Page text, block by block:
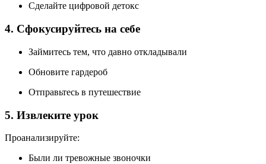
Сделайте цифровой детокс
4. Сфокусируйтесь на себе
Займитесь тем, что давно откладывали
Обновите гардероб
Отправьтесь в путешествие
5. Извлеките урок
Проанализируйте:
Были ли тревожные звоночки